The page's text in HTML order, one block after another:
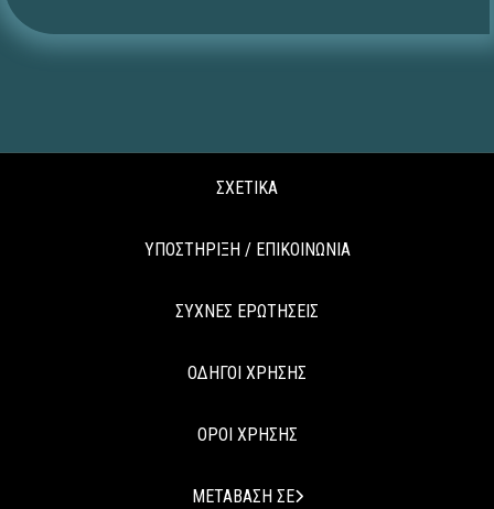
ΣΧΕΤΙΚΑ
ΥΠΟΣΤΗΡΙΞΗ / ΕΠΙΚΟΙΝΩΝΙΑ
ΣΥΧΝΕΣ ΕΡΩΤΗΣΕΙΣ
ΟΔΗΓΟΙ ΧΡΗΣΗΣ
ΟΡΟΙ ΧΡΗΣΗΣ
ΜΕΤΑΒΑΣΗ ΣΕ